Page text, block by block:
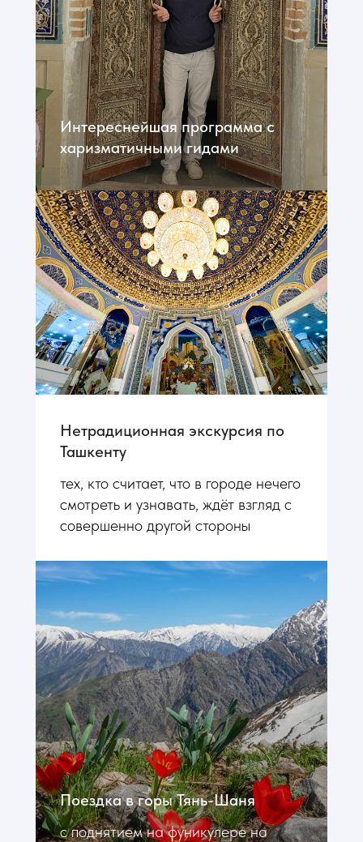
Интереснейшая программа с
харизматичными гидами
Нетрадиционная экскурсия по
Ташкенту
тех, кто считает, что в городе нечего
смотреть и узнавать, ждёт взгляд с
совершенно другой стороны
Поездка в горы Тянь-Шаня
с поднятием на фуникулере на